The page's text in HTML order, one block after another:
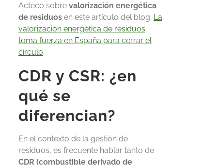
Acteco sobre valorización energética
de residuos en este artículo del blog: La
valorización energética de residuos
toma fuerza en España para cerrar el
círculo.
CDR y CSR: ¿en
qué se
diferencian?
En el contexto de la gestión de
residuos, es frecuente hablar tanto de
CDR (combustible derivado de